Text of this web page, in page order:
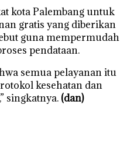
kota Palembang untuk
gratis yang diberikan
guna mempermudah
pendataan.
semua pelayanan itu
kesehatan dan
singkatnya. (dan)